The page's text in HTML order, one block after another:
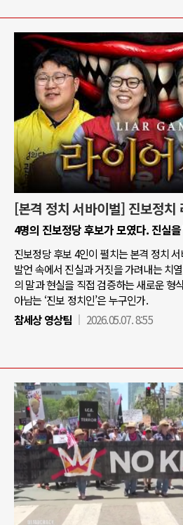
[본격 정치 서바이벌] 진보정치
4명의 진보정당 후보가 모였다. 진실
진보정당 후보 4인이 펼치는 본격 정치
발언 속에서 진실과 거짓을 가려내는 치
의 말과 현실을 직접 검증하는 새로운 형
아남는 ‘진보 정치인’은 누구인가.
참세상 영상팀
2026.05.07. 8:55